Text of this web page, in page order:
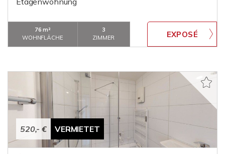
76 m²
WOHNFLÄCHE
3
ZIMMER
520,- € VERMIETET